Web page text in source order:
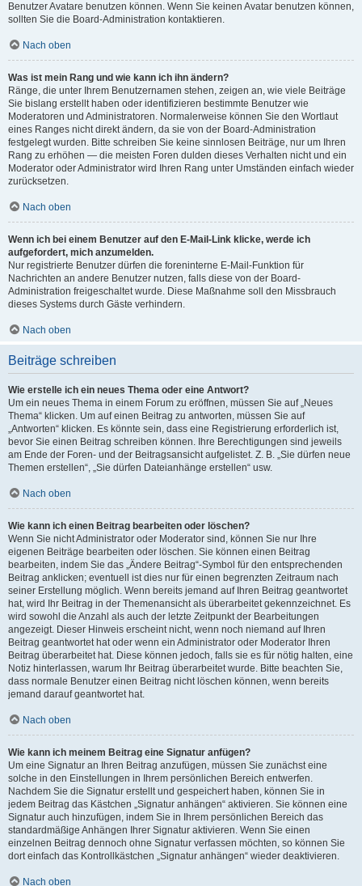
Benutzer Avatare benutzen können. Wenn Sie keinen Avatar benutzen können,
sollten Sie die Board-Administration kontaktieren.
Nach oben
Was ist mein Rang und wie kann ich ihn ändern?
Ränge, die unter Ihrem Benutzernamen stehen, zeigen an, wie viele Beiträge
Sie bislang erstellt haben oder identifizieren bestimmte Benutzer wie
Moderatoren und Administratoren. Normalerweise können Sie den Wortlaut
eines Ranges nicht direkt ändern, da sie von der Board-Administration
festgelegt wurden. Bitte schreiben Sie keine sinnlosen Beiträge, nur um Ihren
Rang zu erhöhen — die meisten Foren dulden dieses Verhalten nicht und ein
Moderator oder Administrator wird Ihren Rang unter Umständen einfach wieder
zurücksetzen.
Nach oben
Wenn ich bei einem Benutzer auf den E-Mail-Link klicke, werde ich
aufgefordert, mich anzumelden.
Nur registrierte Benutzer dürfen die foreninterne E-Mail-Funktion für
Nachrichten an andere Benutzer nutzen, falls diese von der Board-
Administration freigeschaltet wurde. Diese Maßnahme soll den Missbrauch
dieses Systems durch Gäste verhindern.
Nach oben
Beiträge schreiben
Wie erstelle ich ein neues Thema oder eine Antwort?
Um ein neues Thema in einem Forum zu eröffnen, müssen Sie auf „Neues
Thema“ klicken. Um auf einen Beitrag zu antworten, müssen Sie auf
„Antworten“ klicken. Es könnte sein, dass eine Registrierung erforderlich ist,
bevor Sie einen Beitrag schreiben können. Ihre Berechtigungen sind jeweils
am Ende der Foren- und der Beitragsansicht aufgelistet. Z. B. „Sie dürfen neue
Themen erstellen“, „Sie dürfen Dateianhänge erstellen“ usw.
Nach oben
Wie kann ich einen Beitrag bearbeiten oder löschen?
Wenn Sie nicht Administrator oder Moderator sind, können Sie nur Ihre
eigenen Beiträge bearbeiten oder löschen. Sie können einen Beitrag
bearbeiten, indem Sie das „Ändere Beitrag“-Symbol für den entsprechenden
Beitrag anklicken; eventuell ist dies nur für einen begrenzten Zeitraum nach
seiner Erstellung möglich. Wenn bereits jemand auf Ihren Beitrag geantwortet
hat, wird Ihr Beitrag in der Themenansicht als überarbeitet gekennzeichnet. Es
wird sowohl die Anzahl als auch der letzte Zeitpunkt der Bearbeitungen
angezeigt. Dieser Hinweis erscheint nicht, wenn noch niemand auf Ihren
Beitrag geantwortet hat oder wenn ein Administrator oder Moderator Ihren
Beitrag überarbeitet hat. Diese können jedoch, falls sie es für nötig halten, eine
Notiz hinterlassen, warum Ihr Beitrag überarbeitet wurde. Bitte beachten Sie,
dass normale Benutzer einen Beitrag nicht löschen können, wenn bereits
jemand darauf geantwortet hat.
Nach oben
Wie kann ich meinem Beitrag eine Signatur anfügen?
Um eine Signatur an Ihren Beitrag anzufügen, müssen Sie zunächst eine
solche in den Einstellungen in Ihrem persönlichen Bereich entwerfen.
Nachdem Sie die Signatur erstellt und gespeichert haben, können Sie in
jedem Beitrag das Kästchen „Signatur anhängen“ aktivieren. Sie können eine
Signatur auch hinzufügen, indem Sie in Ihrem persönlichen Bereich das
standardmäßige Anhängen Ihrer Signatur aktivieren. Wenn Sie einen
einzelnen Beitrag dennoch ohne Signatur verfassen möchten, so können Sie
dort einfach das Kontrollkästchen „Signatur anhängen“ wieder deaktivieren.
Nach oben